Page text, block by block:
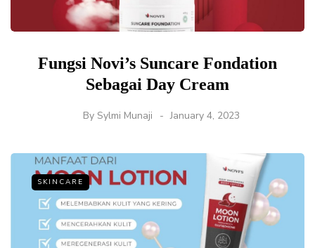
Fungsi Novi’s Suncare Fondation
Sebagai Day Cream
By Sylmi Munaji January 4, 2023
SKINCARE